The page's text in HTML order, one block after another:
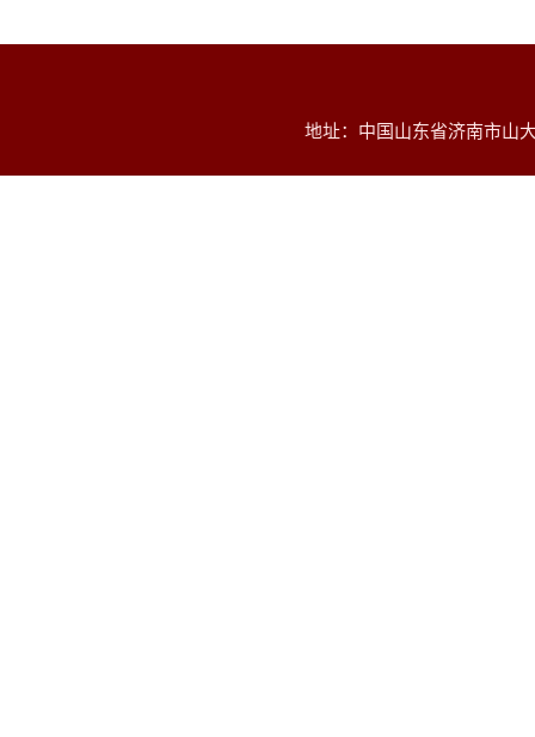
地址：中国山东省济南市山